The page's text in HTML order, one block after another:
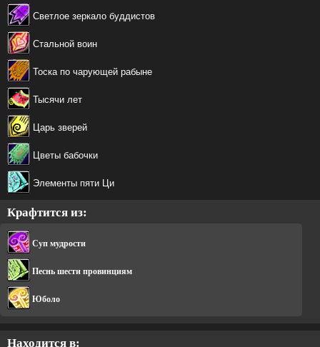
Светлое зеркало буддистов
Стальной воин
Тоска по чарующей рабыне
Тысячи лет
Царь зверей
Цветы бабочки
Элементы пяти Ци
Крафтится из:
Суп мудрости
Песнь шести провинциям
Юболо
Находится в: